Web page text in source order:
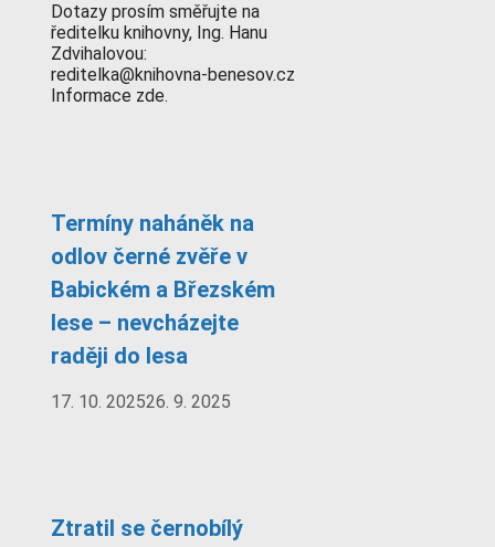
Dotazy prosím směřujte na
ředitelku knihovny, Ing. Hanu
Zdvihalovou:
reditelka@knihovna-benesov.cz
Informace zde.
Termíny naháněk na
odlov černé zvěře v
Babickém a Březském
lese – nevcházejte
raději do lesa
17. 10. 202526. 9. 2025
Ztratil se černobílý